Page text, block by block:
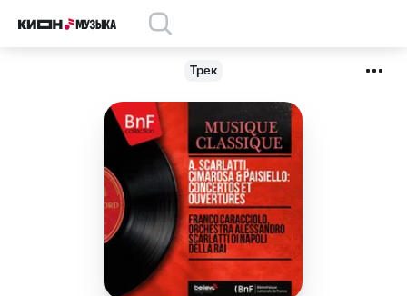
Трек